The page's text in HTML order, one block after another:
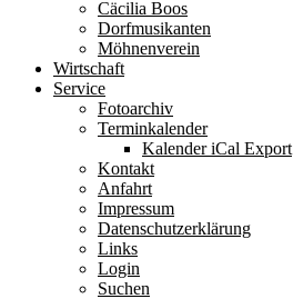
Cäcilia Boos
Dorfmusikanten
Möhnenverein
Wirtschaft
Service
Fotoarchiv
Terminkalender
Kalender iCal Export
Kontakt
Anfahrt
Impressum
Datenschutzerklärung
Links
Login
Suchen